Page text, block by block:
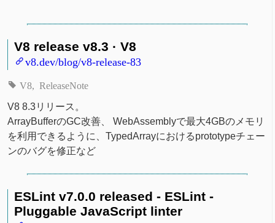
V8 release v8.3 · V8
v8.dev/blog/v8-release-83
V8 ReleaseNote
V8 8.3リリース。
ArrayBufferのGC改善、 WebAssemblyで最大4GBのメモリ
を利用できるように、TypedArrayにおけるprototypeチェー
ンのバグを修正など
ESLint v7.0.0 released - ESLint -
Pluggable JavaScript linter